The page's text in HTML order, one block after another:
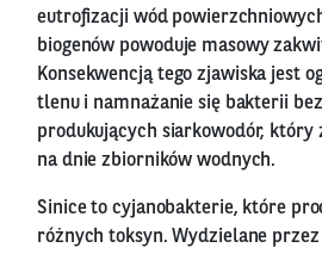
eutrofizacji wód
biogenów powoduje masowy
Konsekwencją tego zjawiska jest
tlenu i namnażanie się bakterii
produkujących siarkowodór, który
na dnie zbiorników wodnych.
Sinice to cyjanobakterie, które
różnych toksyn. Wydzielane